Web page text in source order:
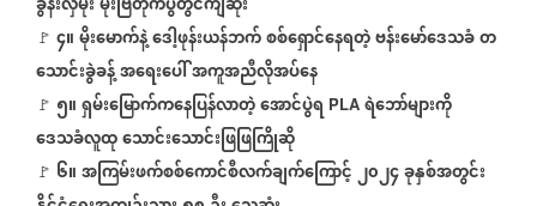
🚩 ၄။မိုးမောက်နဲ့ဒေါ့ဖုန်းယန်ဘက်စစ်ရှောင်နေရတဲ့ဗန်းမော်ဒေသခံတ
သောင်းခွဲခန့်အရေးပေါ်အကူအညီလိုအပ်နေ
🚩 ၅။ရှမ်းမြောက်ကနေပြန်လာတဲ့အောင်ပွဲရ PLA ရဲဘော်များကို
ဒေသခံလူထုသောင်းသောင်းဖြဖြကြိုဆို
🚩 ၆။အကြမ်းဖက်စစ်ကောင်စီလက်ချက်ကြောင့်၂၀၂၄ခုနှစ်အတွင်း